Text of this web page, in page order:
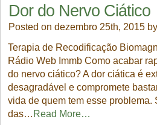
Dor do Nervo Ciático
Posted on dezembro 25th, 2015 by
Terapia de Recodificação
Rádio Web Immb Como acabar
do nervo ciático? A dor ciática é
desagradável e compromete
vida de quem tem esse problema.
das… Read More…